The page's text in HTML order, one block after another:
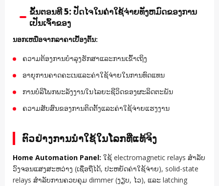
ຂັ້ນຕອນທີ 5: ປັດໄຈໃນຄ່າໃຊ້ຈ່າຍທັງຫມົດຂອງການ
ເປັນເຈົ້າຂອງ
ນອກເຫນືອຈາກລາຄາເບື້ອງຕົ້ນ:
ຄວາມຕ້ອງການບໍາລຸງຮັກສາແລະການເຂົ້າເຖິງ
ອາຍຸການຄາດຄະເນແລະຄ່າໃຊ້ຈ່າຍໃນການທົດແທນ
ການບໍລິໂພກພະລັງງານໃນໄລຍະຊີວິດຂອງຜະລິດຕະພັນ
ຄວາມສັບສົນຂອງການຕິດຕັ້ງແລະຄ່າໃຊ້ຈ່າຍແຮງງານ
ຕົວຢ່າງການນໍາໃຊ້ໃນໂລກທີ່ແທ້ຈິງ
Home Automation Panel: ໃຊ້ electromagnetic relays ສໍາລັບ
ວົງຈອນແສງສະຫວ່າງ (ເຊື່ອຖືໄດ້, ປະຫຍັດຄ່າໃຊ້ຈ່າຍ), solid-state
relays ສໍາລັບການຄວບຄຸມ dimmer (ງຽບ, ໄວ), ແລະ latching